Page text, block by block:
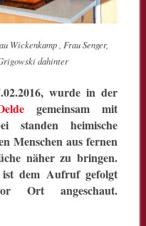
Wickenkamp , Frau Senger,
dahinter
wurde in der
gemeinsam mit
standen heimische
Menschen aus fernen
näher zu bringen.
dem Aufruf gefolgt
Ort angeschaut.